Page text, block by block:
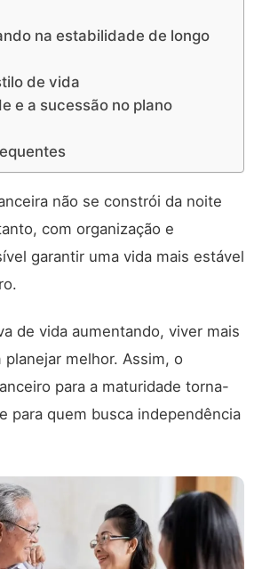
na estabilidade de longo
de vida
e a sucessão no plano
não se constrói da noite
com organização e
garantir uma vida mais estável
de vida aumentando, viver mais
melhor. Assim, o
para a maturidade torna-
para quem busca independência